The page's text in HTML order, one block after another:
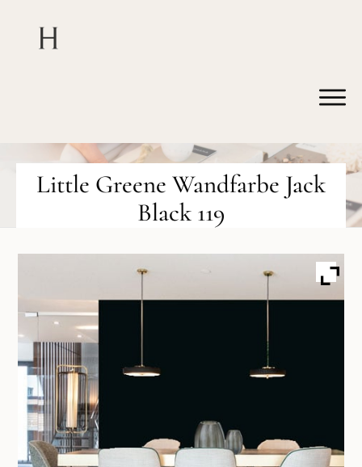
Little Greene Wandfarbe Jack
Black 119